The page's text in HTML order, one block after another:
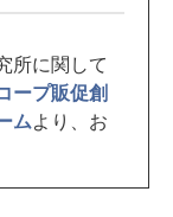
所に関して
ープ販促創
ムより、お